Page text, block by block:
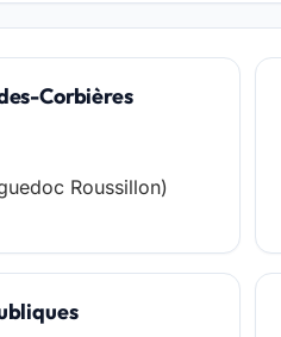
Corbières
Roussillon)